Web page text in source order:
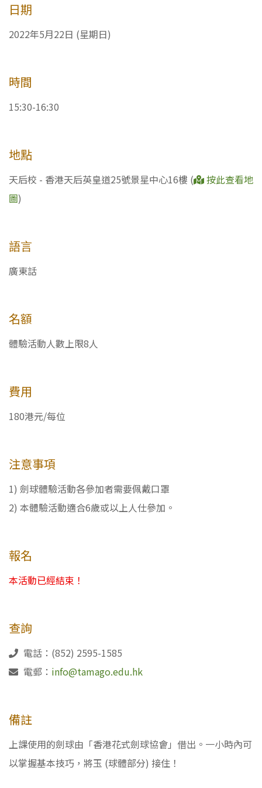
日期
2022年5月22日 (星期日)
時間
15:30-16:30
地點
天后校 - 香港天后英皇道25號景星中心16樓 (
按此查看地
圖)
語言
廣東話
名額
體驗活動人數上限8人
費用
180港元/每位
注意事項
1) 劍球體驗活動各參加者需要佩戴口罩
2) 本體驗活動適合6歲或以上人仕參加。
報名
本活動已經結束！
查詢
電話：(852) 2595-1585
電郵： info@tamago.edu.hk
備註
上課使用的劍球由「香港花式劍球協會」借出。一小時內可
以掌握基本技巧，將玉 (球體部分) 接住！